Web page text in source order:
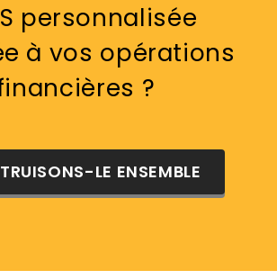
personnalisée
à vos opérations
?
LE ENSEMBLE